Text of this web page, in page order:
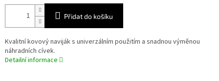
Přidat do košíku
Kvalitní kovový naviják s univerzálním použitím a snadnou výměnou
náhradních cívek.
Detailní informace